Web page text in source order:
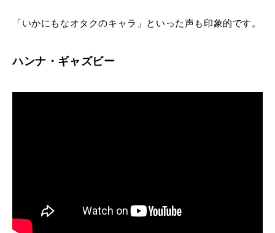
「いかにもなオタクのキャラ」といった声も印象的です。
ハンナ・ギャズビー